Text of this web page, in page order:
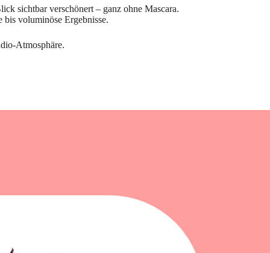
sichtbar verschönert – ganz ohne Mascara.
voluminöse Ergebnisse.
Atmosphäre.